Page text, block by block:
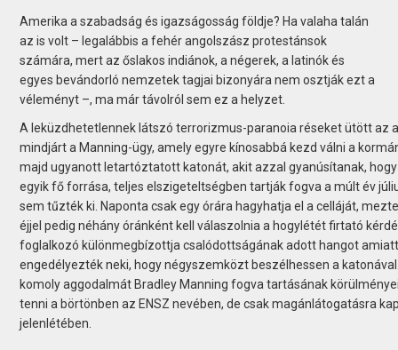
Amerika a szabadság és igazságosság földje? Ha valaha talán
az is volt – legalábbis a fehér angolszász protestánsok
számára, mert az őslakos indiánok, a négerek, a latinók és
egyes bevándorló nemzetek tagjai bizonyára nem osztják ezt a
véleményt –, ma már távolról sem ez a helyzet.
A leküzdhetetlennek látszó terrorizmus-paranoia réseket ütött az
mindjárt a Manning-ügy, amely egyre kínosabbá kezd válni a
majd ugyanott letartóztatott katonát, akit azzal gyanúsítanak,
egyik fő forrása, teljes elszigeteltségben tartják fogva a múlt év
sem tűzték ki. Naponta csak egy órára hagyhatja el a celláját,
éjjel pedig néhány óránként kell válaszolnia a hogylétét firtató
foglalkozó különmegbízottja csalódottságának adott hangot
engedélyezték neki, hogy négyszemközt beszélhessen a
komoly aggodalmát Bradley Manning fogva tartásának
tenni a börtönben az ENSZ nevében, de csak magánlátogatásra
jelenlétében.